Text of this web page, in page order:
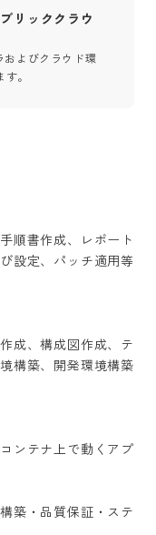
リッククラウ
およびクラウド環
。
順書作成、レポート
設定、パッチ適用等
成、構成図作成、テ
構築、開発環境構築
ンテナ上で動くアプ
築・品質保証・ステ